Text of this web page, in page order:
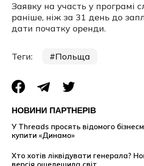
Заявку на участь у програмі
раніше, ніж за 31 день до
дати початку оренди.
Теги: Польща